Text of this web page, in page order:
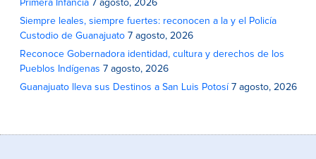
Primera Infancia 7 agosto, 2026
Siempre leales, siempre fuertes: reconocen a la y el Policía
Custodio de Guanajuato 7 agosto, 2026
Reconoce Gobernadora identidad, cultura y derechos de los
Pueblos Indígenas 7 agosto, 2026
Guanajuato lleva sus Destinos a San Luis Potosí 7 agosto, 2026